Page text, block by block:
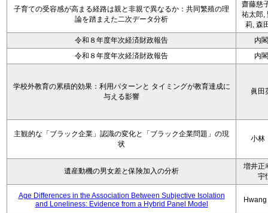
子育ての受容感が高まる経路は親と非親で異なるか：共同繁殖の理
論を踏まえた二次データ分析
齋藤慈
祐太郎,
莉, 森
令和８年度年次経済財政報告
内
令和８年度年次経済財政報告
内
学校外教育の累積的効果：利用パターンと タイミングが教育達成に
与える影響
眞田
主観的な「ブラック企業」認識の変化と「ブラック企業問題」の現
状
小
遺産動機の男女差と保険加入の分析
増井正
宇
Age Differences in the Association Between Subjective Isolation
and Loneliness: Evidence from a Hybrid Panel Model